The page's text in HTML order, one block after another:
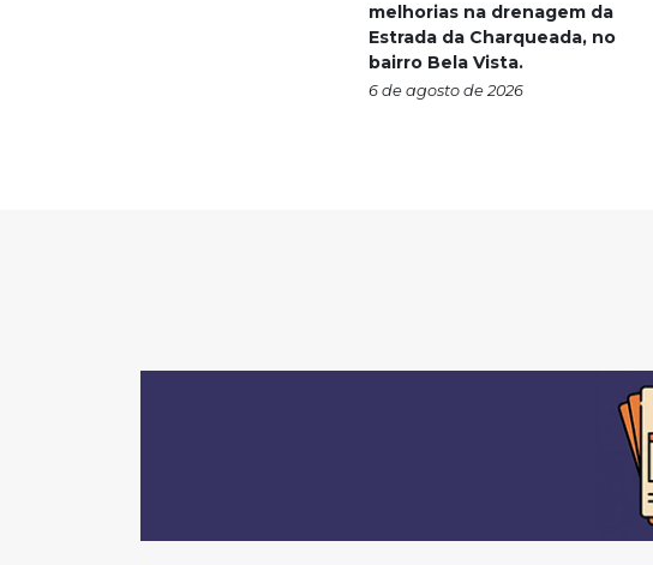
melhorias na drenagem da
Estrada da Charqueada, no
bairro Bela Vista.
6 de agosto de 2026